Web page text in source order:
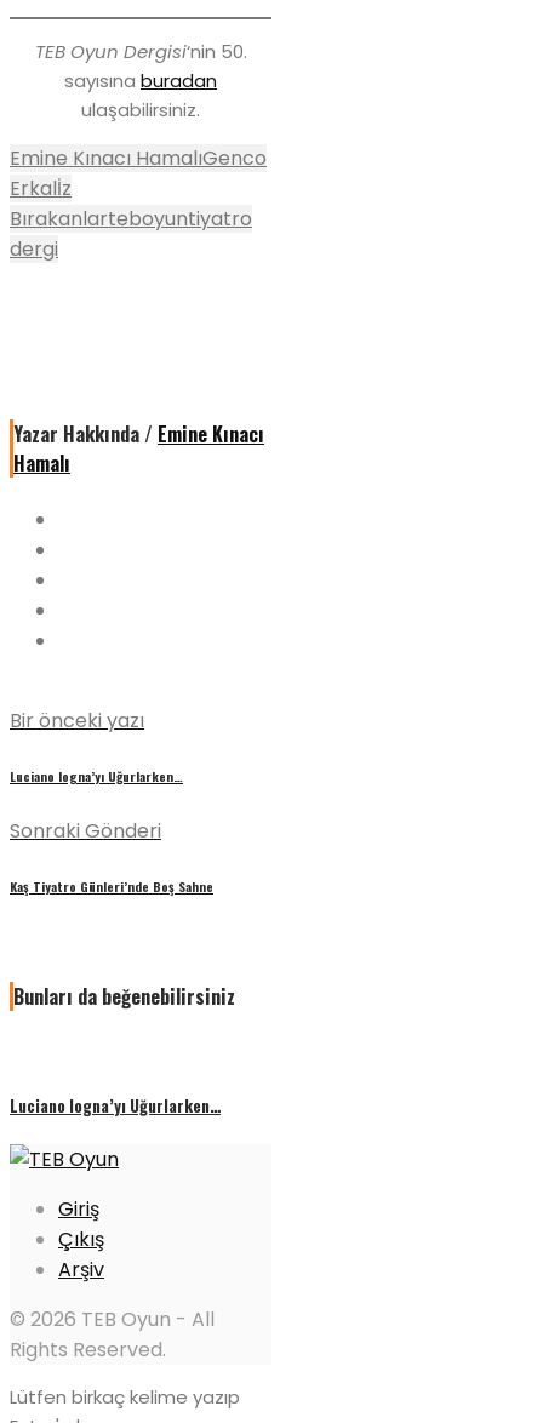
TEB Oyun Dergisi‘nin 50.
sayısına buradan
ulaşabilirsiniz.
Emine Kınacı HamalıGenco
Erkalİz
Bırakanlarteboyuntiyatro
dergi
Yazar Hakkında / Emine Kınacı
Hamalı
Bir önceki yazı
Luciano Iogna’yı Uğurlarken…
Sonraki Gönderi
Kaş Tiyatro Günleri’nde Boş Sahne
Bunları da beğenebilirsiniz
Luciano Iogna’yı Uğurlarken…
Giriş
Çıkış
Arşiv
© 2026 TEB Oyun - All
Rights Reserved.
Lütfen birkaç kelime yazıp